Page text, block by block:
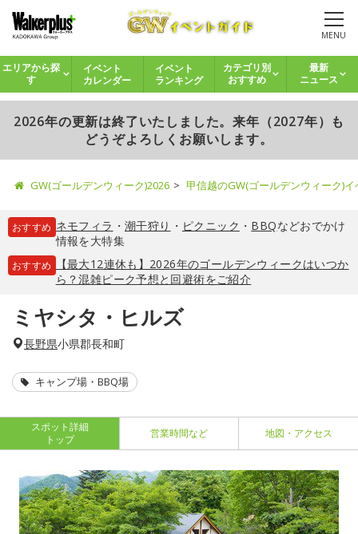
MENU
エリアから探
す
イベント
カレンダー
イベント
ランキング
カテゴリ別
おすすめ
最新
ニュース
2026年の更新は終了いたしました。来年（2027年）も
どうぞよろしくお願いします。
GW(ゴールデンウィーク)2026 甲信越のGW(ゴールデンウィーク)
おすすめ ネモフィラ ・ 潮干狩り ・ ピクニック ・ BBQなどおでかけ
情報を大特集
おすすめ
【最大12連休も】2026年のゴールデンウィークはいつか
ら？混雑ピーク予想と回避術をご紹介
ミヤシタ・ヒルズ
長野県小県郡長和町
キャンプ場・BBQ場
スポット詳細
トップ
営業時間など 地図・アクセス